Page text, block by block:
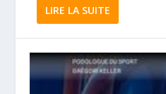
LIRE LA SUITE